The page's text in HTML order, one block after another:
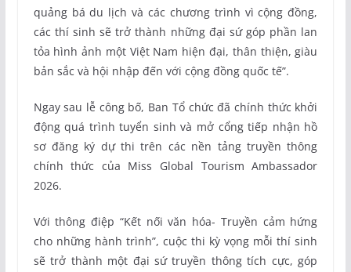
quảng bá du lịch và các chương trình vì cộng đồng,
các thí sinh sẽ trở thành những đại sứ góp phần lan
tỏa hình ảnh một Việt Nam hiện đại, thân thiện, giàu
bản sắc và hội nhập đến với cộng đồng quốc tế”.
Ngay sau lễ công bố, Ban Tổ chức đã chính thức khởi
động quá trình tuyển sinh và mở cổng tiếp nhận hồ
sơ đăng ký dự thi trên các nền tảng truyền thông
chính thức của Miss Global Tourism Ambassador
2026.
Với thông điệp “Kết nối văn hóa- Truyền cảm hứng
cho những hành trình”, cuộc thi kỳ vọng mỗi thí sinh
sẽ trở thành một đại sứ truyền thông tích cực, góp